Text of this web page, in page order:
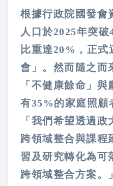
根據行政院國發會
人口於2025年突
比重達20%，正式
會」。然而隨之而
「不健康餘命」
有35%的家庭照顧
「我們希望透過
跨領域整合與課程
習及研究轉化為可
跨領域整合方案。